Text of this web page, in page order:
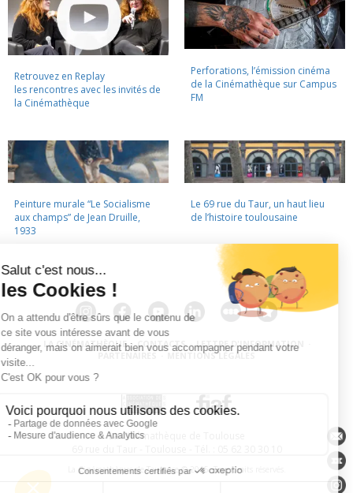
Retrouvez en Replay
les rencontres avec les invités de
la Cinémathèque
Perforations, l’émission cinéma
de la Cinémathèque sur Campus
FM
Peinture murale “Le Socialisme
aux champs” de Jean Druille,
1933
Le 69 rue du Taur, un haut lieu
de l’histoire toulousaine
LA CINÉMATHÈQUE · CONTACTS · LETTRE D'INFORMATION
PARTENAIRES · MENTIONS LÉGALES
La Cinémathèque de Toulouse
La Cinémathèque de Toulouse © 2015. Tous droits réservés.